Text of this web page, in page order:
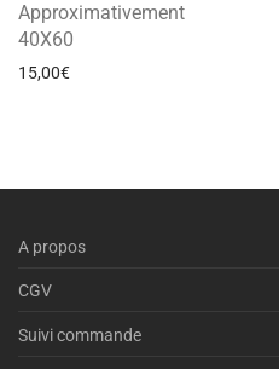
Approximativement
40X60
15,00€
A propos
CGV
Suivi commande